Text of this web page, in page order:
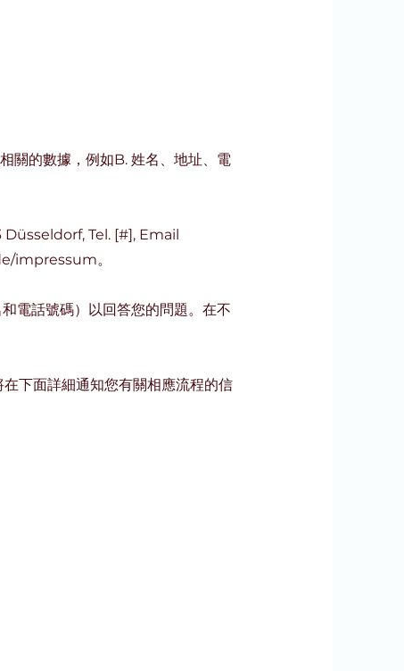
關的數據，例如B. 姓名、地址、電
Düsseldorf, Tel. [#], Email
impressum。
電話號碼）以回答您的問題。在不
下面詳細通知您有關相應流程的信